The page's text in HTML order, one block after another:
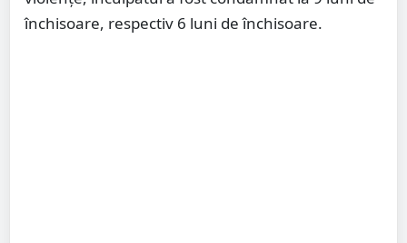
închisoare, respectiv 6 luni de închisoare.